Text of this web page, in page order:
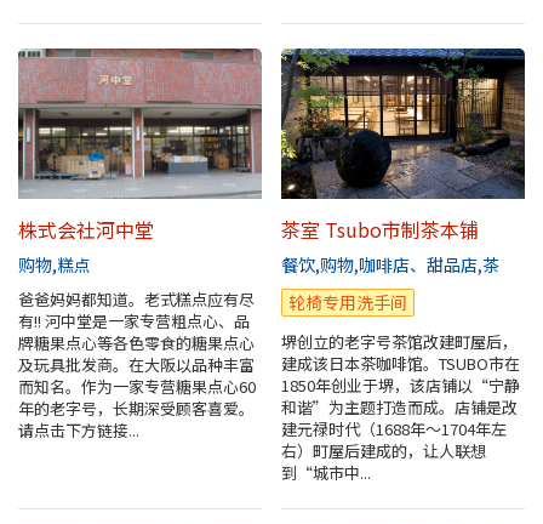
株式会社河中堂
购物 糕点
爸爸妈妈都知道。老式糕点应有尽
有!! 河中堂是一家专营粗点心、品
牌糖果点心等各色零食的糖果点心
及玩具批发商。在大阪以品种丰富
而知名。作为一家专营糖果点心60
年的老字号，长期深受顾客喜爱。
请点击下方链接...
茶室 Tsubo市制茶本铺
餐饮 购物 咖啡店、甜品店 茶
轮椅专用洗手间
堺创立的老字号茶馆改建町屋后，
建成该日本茶咖啡馆。TSUBO市在
1850年创业于堺，该店铺以“宁静
和谐”为主题打造而成。店铺是改
建元禄时代（1688年～1704年左
右）町屋后建成的，让人联想
到“城市中...